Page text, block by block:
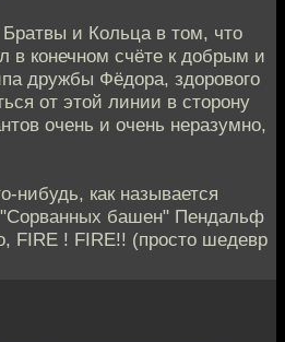
и Кольца в том, что
в конечном счёте к добрым и
дружбы Фёдора, здорового
от этой линии в сторону
очень и очень неразумно,
нибудь, как называется
"Сорванных башен" Пендальф
FIRE ! FIRE!! (просто шедевр